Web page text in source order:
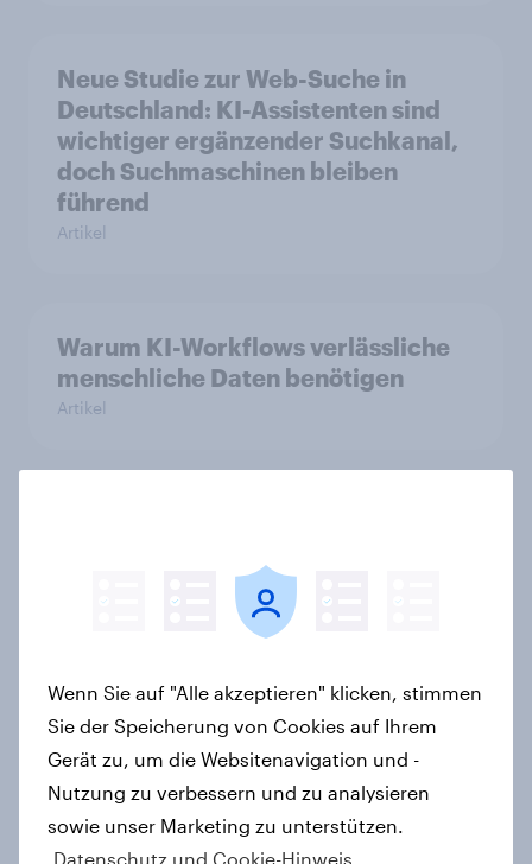
Neue Studie zur Web-Suche in
Deutschland: KI-Assistenten sind
wichtiger ergänzender Suchkanal,
doch Suchmaschinen bleiben
führend
Artikel
Warum KI-Workflows verlässliche
menschliche Daten benötigen
Artikel
KI-Assistenten etablieren sich als
zweithäufigste Informationsquelle
in Deutschland – Suchmaschinen
weiterhin führend
Artikel
Wenn Sie auf "Alle akzeptieren" klicken, stimmen
Sie der Speicherung von Cookies auf Ihrem
Gerät zu, um die Websitenavigation und -
Nutzung zu verbessern und zu analysieren
sowie unser Marketing zu unterstützen.
Datenschutz und Cookie-Hinweis